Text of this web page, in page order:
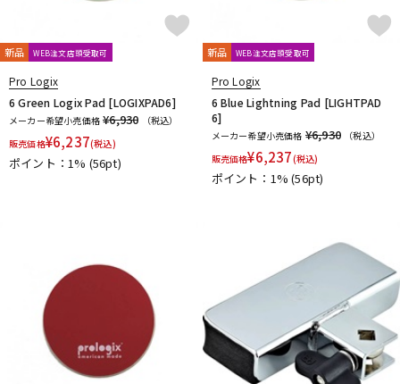
新品 WEB注文店頭受取可
Pro Logix
6 Green Logix Pad [LOGIXPAD6]
メーカー希望小売価格 ¥6,930
（税込）
販売価格¥6,237(税込)
ポイント：1% (56pt)
新品 WEB注文店頭受取可
Pro Logix
6 Blue Lightning Pad [LIGHTPAD
6]
メーカー希望小売価格 ¥6,930
（税込）
販売価格¥6,237(税込)
ポイント：1%(56pt)